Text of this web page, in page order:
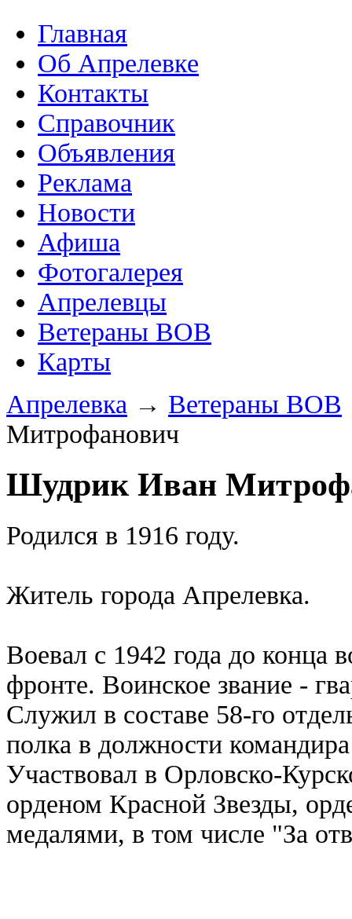
Главная
Об Апрелевке
Контакты
Справочник
Объявления
Реклама
Новости
Афиша
Фотогалерея
Апрелевцы
Ветераны ВОВ
Карты
Апрелевка → Ветераны ВОВ
Митрофанович
Шудрик Иван
Родился в 1916 году.
Житель города Апрелевка.
Воевал с 1942 года до конца
фронте. Воинское звание -
Служил в составе 58-го
полка в должности
Участвовал в Орловско-
орденом Красной Звезды,
медалями, в том числе "За